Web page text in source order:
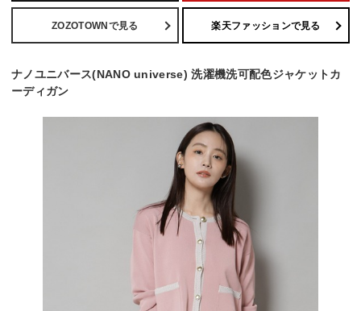
ZOZOTOWNで見る 楽天ファッションで見る
ナノユニバース(NANO universe) 洗濯機洗可配色ジャケットカ
ーディガン